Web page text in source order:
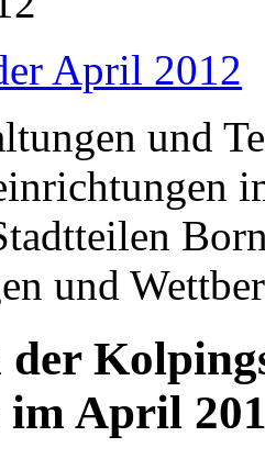
April 2012
und
und
April